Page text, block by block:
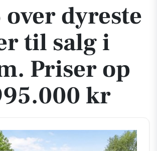
over dyreste
til salg i
Priser op
kr